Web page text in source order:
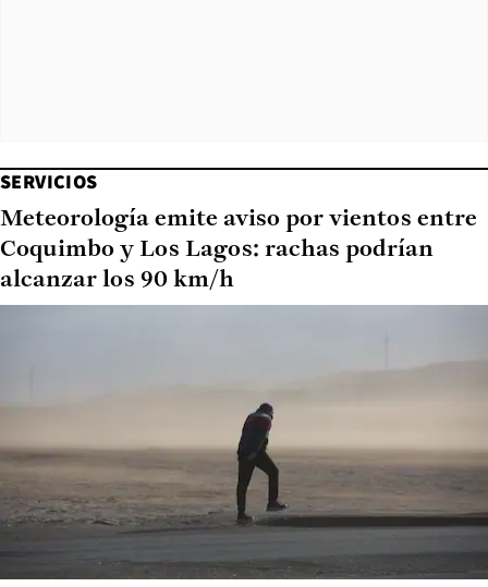
SERVICIOS
Meteorología emite aviso por vientos entre
Coquimbo y Los Lagos: rachas podrían
alcanzar los 90 km/h